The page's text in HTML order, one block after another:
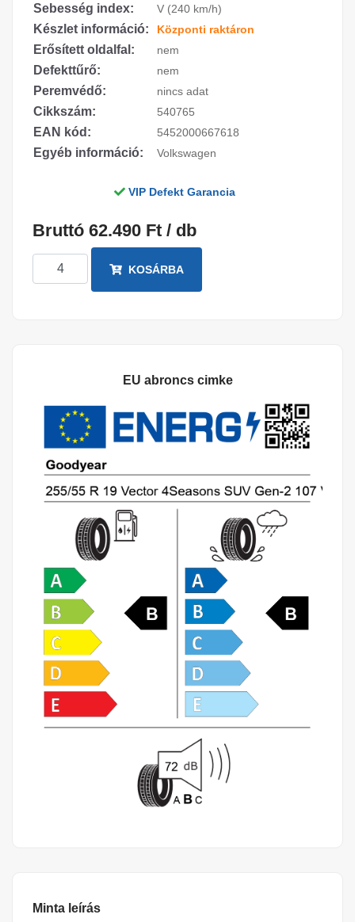
Sebesség index: V (240 km/h)
Készlet információ: Központi raktáron
Erősített oldalfal: nem
Defekttűrő: nem
Peremvédő: nincs adat
Cikkszám: 540765
EAN kód: 5452000667618
Egyéb információ: Volkswagen
VIP Defekt Garancia
Bruttó 62.490 Ft / db
KOSÁRBA
EU abroncs cimke
Minta leírás